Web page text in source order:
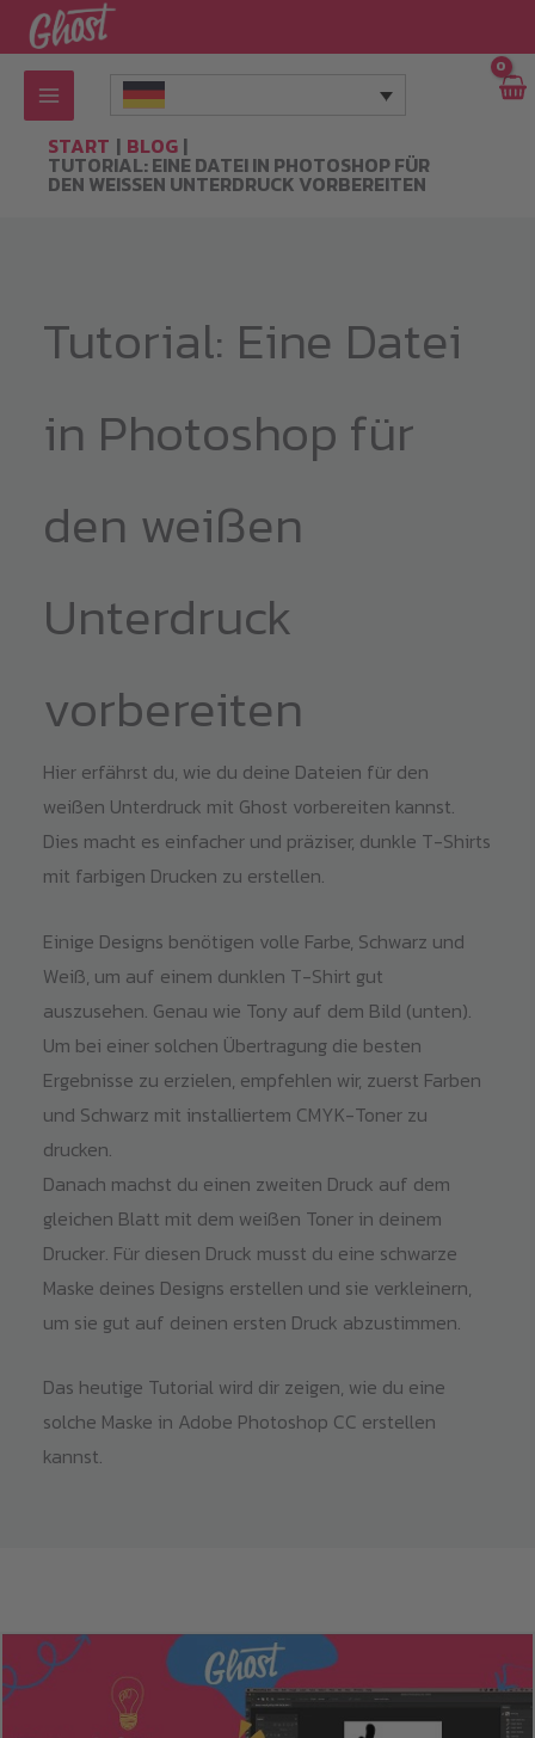
Zum
Inhalt
springen
START BLOG
TUTORIAL: EINE DATEI IN PHOTOSHOP FÜR
DEN WEISSEN UNTERDRUCK VORBEREITEN
Tutorial: Eine Datei
in Photoshop für
den weißen
Unterdruck
vorbereiten
Hier erfährst du, wie du deine Dateien für den
weißen Unterdruck mit Ghost vorbereiten kannst.
Dies macht es einfacher und präziser, dunkle T-Shirts
mit farbigen Drucken zu erstellen.
Einige Designs benötigen volle Farbe, Schwarz und
Weiß, um auf einem dunklen T-Shirt gut
auszusehen. Genau wie Tony auf dem Bild (unten).
Um bei einer solchen Übertragung die besten
Ergebnisse zu erzielen, empfehlen wir, zuerst Farben
und Schwarz mit installiertem CMYK-Toner zu
drucken.
Danach machst du einen zweiten Druck auf dem
gleichen Blatt mit dem weißen Toner in deinem
Drucker. Für diesen Druck musst du eine schwarze
Maske deines Designs erstellen und sie verkleinern,
um sie gut auf deinen ersten Druck abzustimmen.
Das heutige Tutorial wird dir zeigen, wie du eine
solche Maske in Adobe Photoshop CC erstellen
kannst.